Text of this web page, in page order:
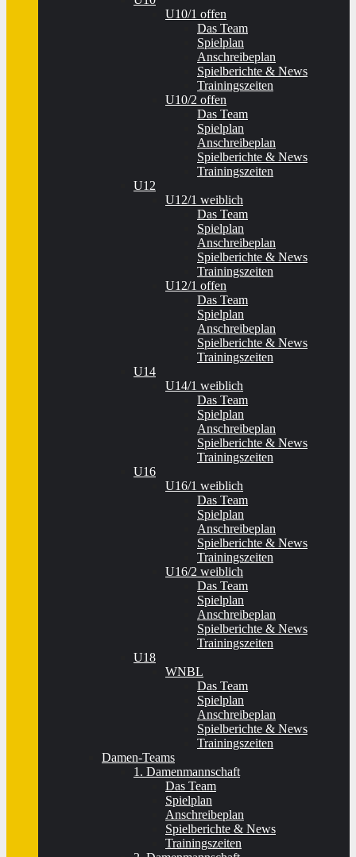
U10/1 offen
Das Team
Spielplan
Anschreibeplan
Spielberichte & News
Trainingszeiten
U10/2 offen
Das Team
Spielplan
Anschreibeplan
Spielberichte & News
Trainingszeiten
U12
U12/1 weiblich
Das Team
Spielplan
Anschreibeplan
Spielberichte & News
Trainingszeiten
U12/1 offen
Das Team
Spielplan
Anschreibeplan
Spielberichte & News
Trainingszeiten
U14
U14/1 weiblich
Das Team
Spielplan
Anschreibeplan
Spielberichte & News
Trainingszeiten
U16
U16/1 weiblich
Das Team
Spielplan
Anschreibeplan
Spielberichte & News
Trainingszeiten
U16/2 weiblich
Das Team
Spielplan
Anschreibeplan
Spielberichte & News
Trainingszeiten
U18
WNBL
Das Team
Spielplan
Anschreibeplan
Spielberichte & News
Trainingszeiten
Damen-Teams
1. Damenmannschaft
Das Team
Spielplan
Anschreibeplan
Spielberichte & News
Trainingszeiten